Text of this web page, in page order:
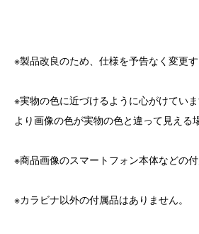
※製品改良のため、仕様を予告なく変更す
※実物の色に近づけるように心がけてい
より画像の色が実物の色と違って見える
※商品画像のスマートフォン本体などの付
※カラビナ以外の付属品はありません。